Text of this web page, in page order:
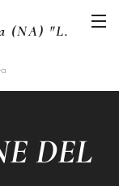
(NA) "L.
DEL